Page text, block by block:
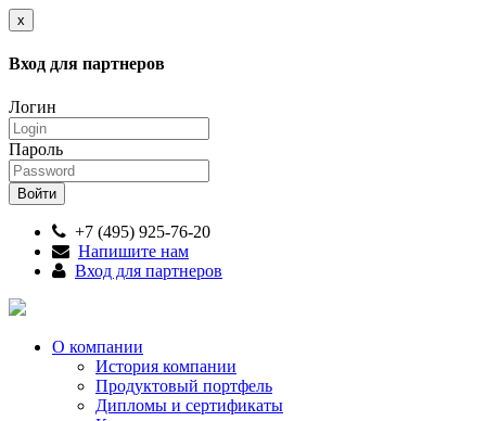
x
Вход для партнеров
Логин
Пароль
+7 (495) 925-76-20
Напишите нам
Вход для партнеров
О компании
История компании
Продуктовый портфель
Дипломы и сертификаты